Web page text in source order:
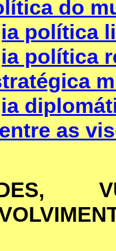
do
política
política
as